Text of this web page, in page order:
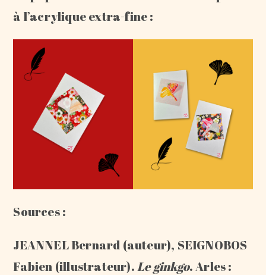
à l’acrylique extra-fine :
Sources :
JEANNEL Bernard (auteur), SEIGNOBOS
Fabien (illustrateur).Le ginkgo. Arles :